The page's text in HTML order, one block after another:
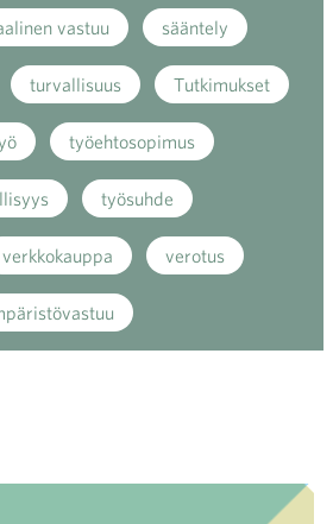
vastuu sääntely
turvallisuus Tutkimukset
työehtosopimus
työsuhde
verkkokauppa verotus